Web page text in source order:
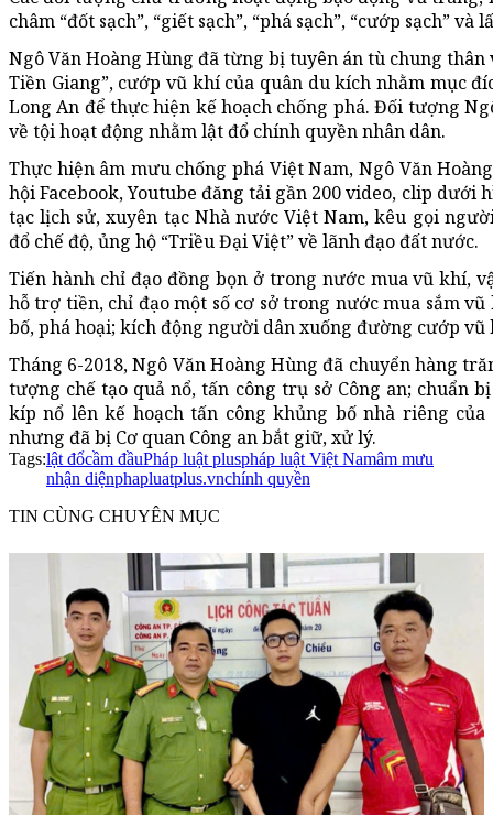
châm “đốt sạch”, “giết sạch”, “phá sạch”, “cướp sạch” và
Ngô Văn Hoàng Hùng đã từng bị tuyên án tù chung
Tiền Giang”, cướp vũ khí của quân du kích nhằm mục
Long An để thực hiện kế hoạch chống phá. Đối tượng
về tội hoạt động nhằm lật đổ chính quyền nhân dân.
Thực hiện âm mưu chống phá Việt Nam, Ngô Văn
hội Facebook, Youtube đăng tải gần 200 video, clip
tạc lịch sử, xuyên tạc Nhà nước Việt Nam, kêu gọi
đổ chế độ, ủng hộ “Triều Đại Việt” về lãnh đạo đất nước.
Tiến hành chỉ đạo đồng bọn ở trong nước mua vũ khí,
hỗ trợ tiền, chỉ đạo một số cơ sở trong nước mua sắm
bố, phá hoại; kích động người dân xuống đường cướp vũ
Tháng 6-2018, Ngô Văn Hoàng Hùng đã chuyển hàng
tượng chế tạo quả nổ, tấn công trụ sở Công an; chuẩn
kíp nổ lên kế hoạch tấn công khủng bố nhà riêng
nhưng đã bị Cơ quan Công an bắt giữ, xử lý.
Tags:lật đổcầm đầuPháp luật pluspháp luật Việt Namâm mưu
nhận diệnphapluatplus.vnchính quyền
TIN CÙNG CHUYÊN MỤC